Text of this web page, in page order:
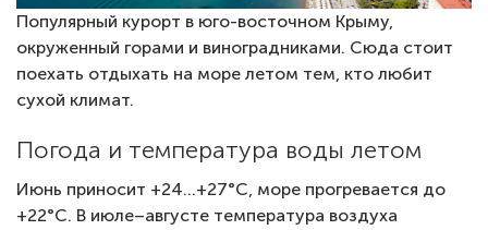
Популярный курорт в юго-восточном Крыму,
окруженный горами и виноградниками. Сюда стоит
поехать отдыхать на море летом тем, кто любит
сухой климат.
Погода и температура воды летом
Июнь приносит +24…+27°C, море прогревается до
+22°C. В июле–августе температура воздуха